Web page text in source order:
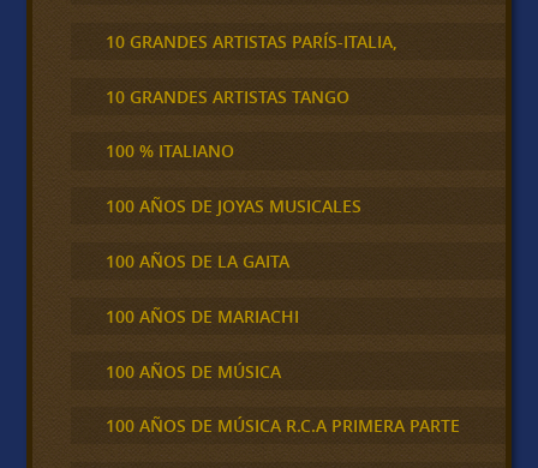
10 GRANDES ARTISTAS PARÍS-ITALIA,
10 GRANDES ARTISTAS TANGO
100 % ITALIANO
100 AÑOS DE JOYAS MUSICALES
100 AÑOS DE LA GAITA
100 AÑOS DE MARIACHI
100 AÑOS DE MÚSICA
100 AÑOS DE MÚSICA R.C.A PRIMERA PARTE